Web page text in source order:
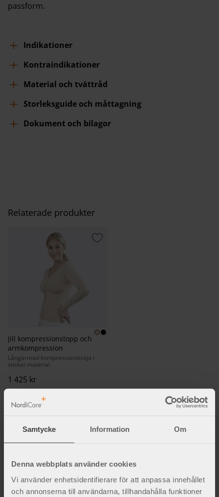
Samtycke Information Om
Denna webbplats använder cookies
Vi använder enhetsidentifierare för att anpassa innehållet
och annonserna till användarna, tillhandahålla funktioner
passform.
Indikationer
Kontraindikationer
Material och tvättråd
Storleksguide och måttagning
Dokument och bilagor
Relaterade produkter
Jill kompressionstopp och
armkompression
Långärmad kompressionströja i
stickat material.
1 425 kr
Lägg till i favoriter
Fakta och inspiration